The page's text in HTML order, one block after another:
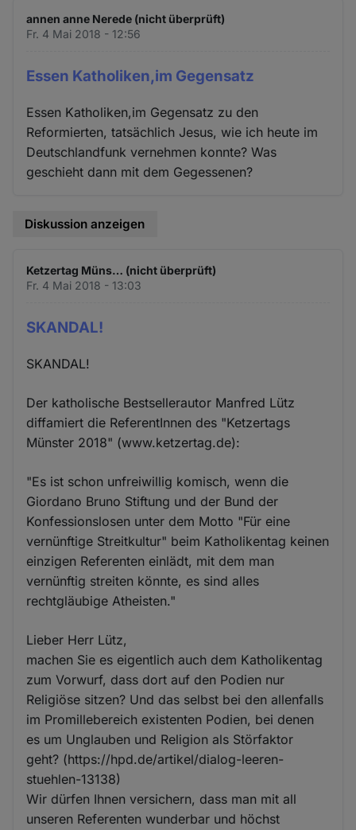
annen anne Nerede (nicht überprüft)
Fr. 4 Mai 2018 - 12:56
Essen Katholiken,im Gegensatz
Essen Katholiken,im Gegensatz zu den
Reformierten, tatsächlich Jesus, wie ich heute im
Deutschlandfunk vernehmen konnte? Was
geschieht dann mit dem Gegessenen?
Diskussion anzeigen
Ketzertag Müns… (nicht überprüft)
Fr. 4 Mai 2018 - 13:03
SKANDAL!
SKANDAL!
Der katholische Bestsellerautor Manfred Lütz
diffamiert die ReferentInnen des "Ketzertags
Münster 2018" (www.ketzertag.de):
"Es ist schon unfreiwillig komisch, wenn die
Giordano Bruno Stiftung und der Bund der
Konfessionslosen unter dem Motto "Für eine
vernünftige Streitkultur" beim Katholikentag keinen
einzigen Referenten einlädt, mit dem man
vernünftig streiten könnte, es sind alles
rechtgläubige Atheisten."
Lieber Herr Lütz,
machen Sie es eigentlich auch dem Katholikentag
zum Vorwurf, dass dort auf den Podien nur
Religiöse sitzen? Und das selbst bei den allenfalls
im Promillebereich existenten Podien, bei denen
es um Unglauben und Religion als Störfaktor
geht? (https://hpd.de/artikel/dialog-leeren-
stuehlen-13138)
Wir dürfen Ihnen versichern, dass man mit all
unseren Referenten wunderbar und höchst
und
Cookies